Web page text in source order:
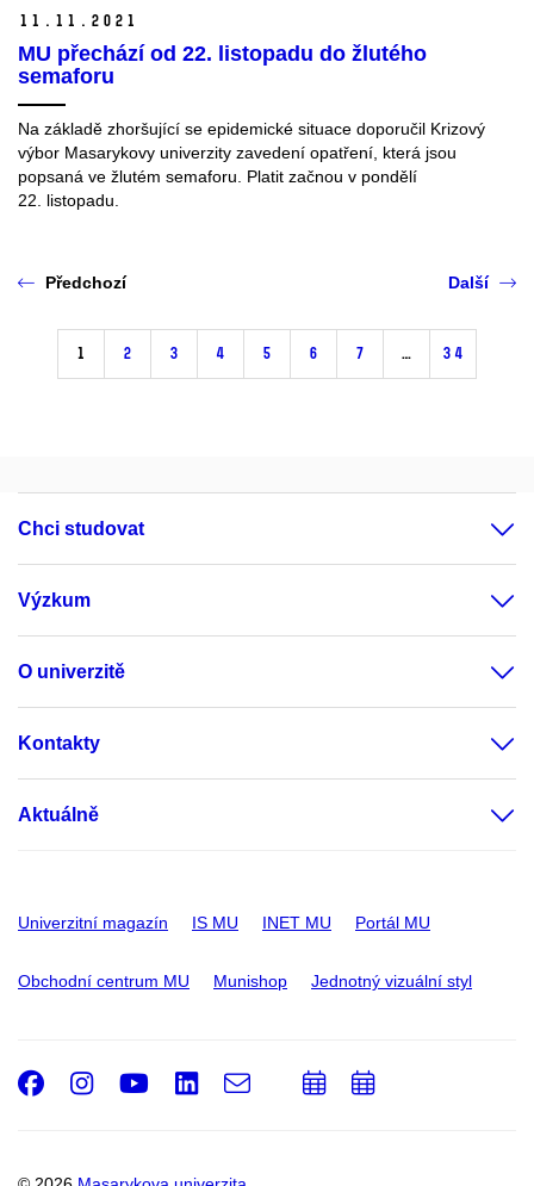
11. 11. 2021
MU přechází od 22. listopadu do žlutého
semaforu
Na základě zhoršující se epidemické situace doporučil Krizový
výbor Masarykovy univerzity zavedení opatření, která jsou
popsaná ve žlutém semaforu. Platit začnou v pondělí
22. listopadu.
Předchozí
1 2 3 4 5 6 7 … 34
Další
Chci studovat
Výzkum
O univerzitě
Kontakty
Aktuálně
Univerzitní magazín IS MU INET MU Portál MU
Obchodní centrum MU Munishop Jednotný vizuální styl
Facebook
Instagram
Youtube
LinkedIn
e-
PřidatPřidat